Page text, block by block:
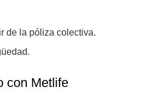
de la póliza colectiva.
con Metlife